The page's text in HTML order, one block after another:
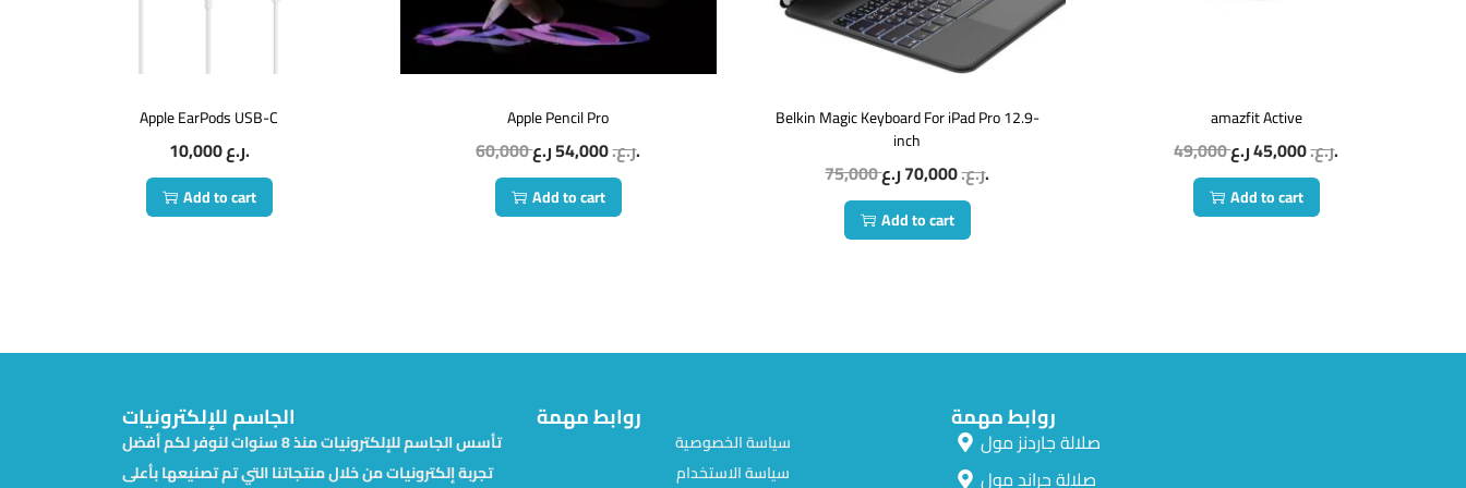
Apple EarPods USB-C
10,000 ر.ع.
Add to cart
Apple Pencil Pro
60,000 ر.ع.54,000 ر.ع.
Add to cart
Belkin Magic Keyboard For iPad Pro 12.9-
inch
75,000 ر.ع.70,000 ر.ع.
Add to cart
amazfit Active
49,000 ر.ع.45,000 ر.ع.
Add to cart
الجاسم للإلكترونيات
تأسس الجاسم للإلكترونيات منذ 8 سنوات لنوفر لكم أفضل
تجربة إلكترونيات من خلال منتجاتنا التي تم تصنيعها بأعلى
روابط مهمة
سياسة الخصوصية
سياسة الاستخدام
روابط مهمة
صلالة جاردنز مول
صلالة جراند مول